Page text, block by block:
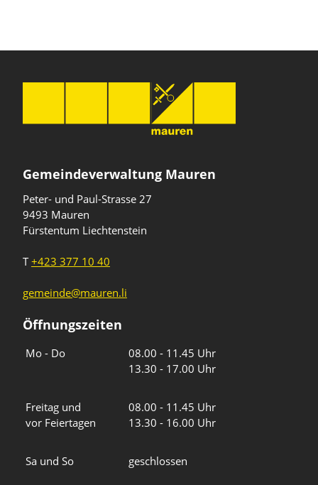
Gemeindeverwaltung Mauren
Peter- und Paul-Strasse 27
9493 Mauren
Fürstentum Liechtenstein
T+423 377 10 40
gemeinde@mauren.li
Öffnungszeiten
Mo - Do
08.00 - 11.45 Uhr
13.30 - 17.00 Uhr
Freitag und
vor Feiertagen
08.00 - 11.45 Uhr
13.30 - 16.00 Uhr
Sa und So geschlossen